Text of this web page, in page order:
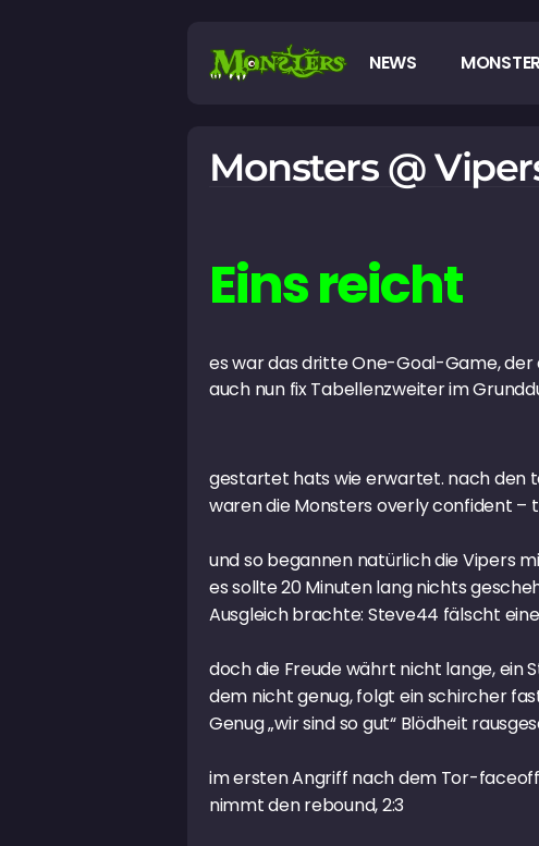
NEWS
Monsters @
Eins reicht
es war das dritte One-Goal-Game, der
auch nun fix Tabellenzweiter im
gestartet hats wie erwartet. nach den
waren die Monsters overly confident –
und so begannen natürlich die Vipers
es sollte 20 Minuten lang nichts
Ausgleich brachte: Steve44 fälscht
doch die Freude währt nicht lange, ein
dem nicht genug, folgt ein schircher
Genug „wir sind so gut“ Blödheit
im ersten Angriff nach dem Tor-
nimmt den rebound, 2:3